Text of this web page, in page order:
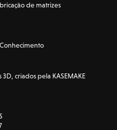
de matrizes
criados pela KASEMAKE